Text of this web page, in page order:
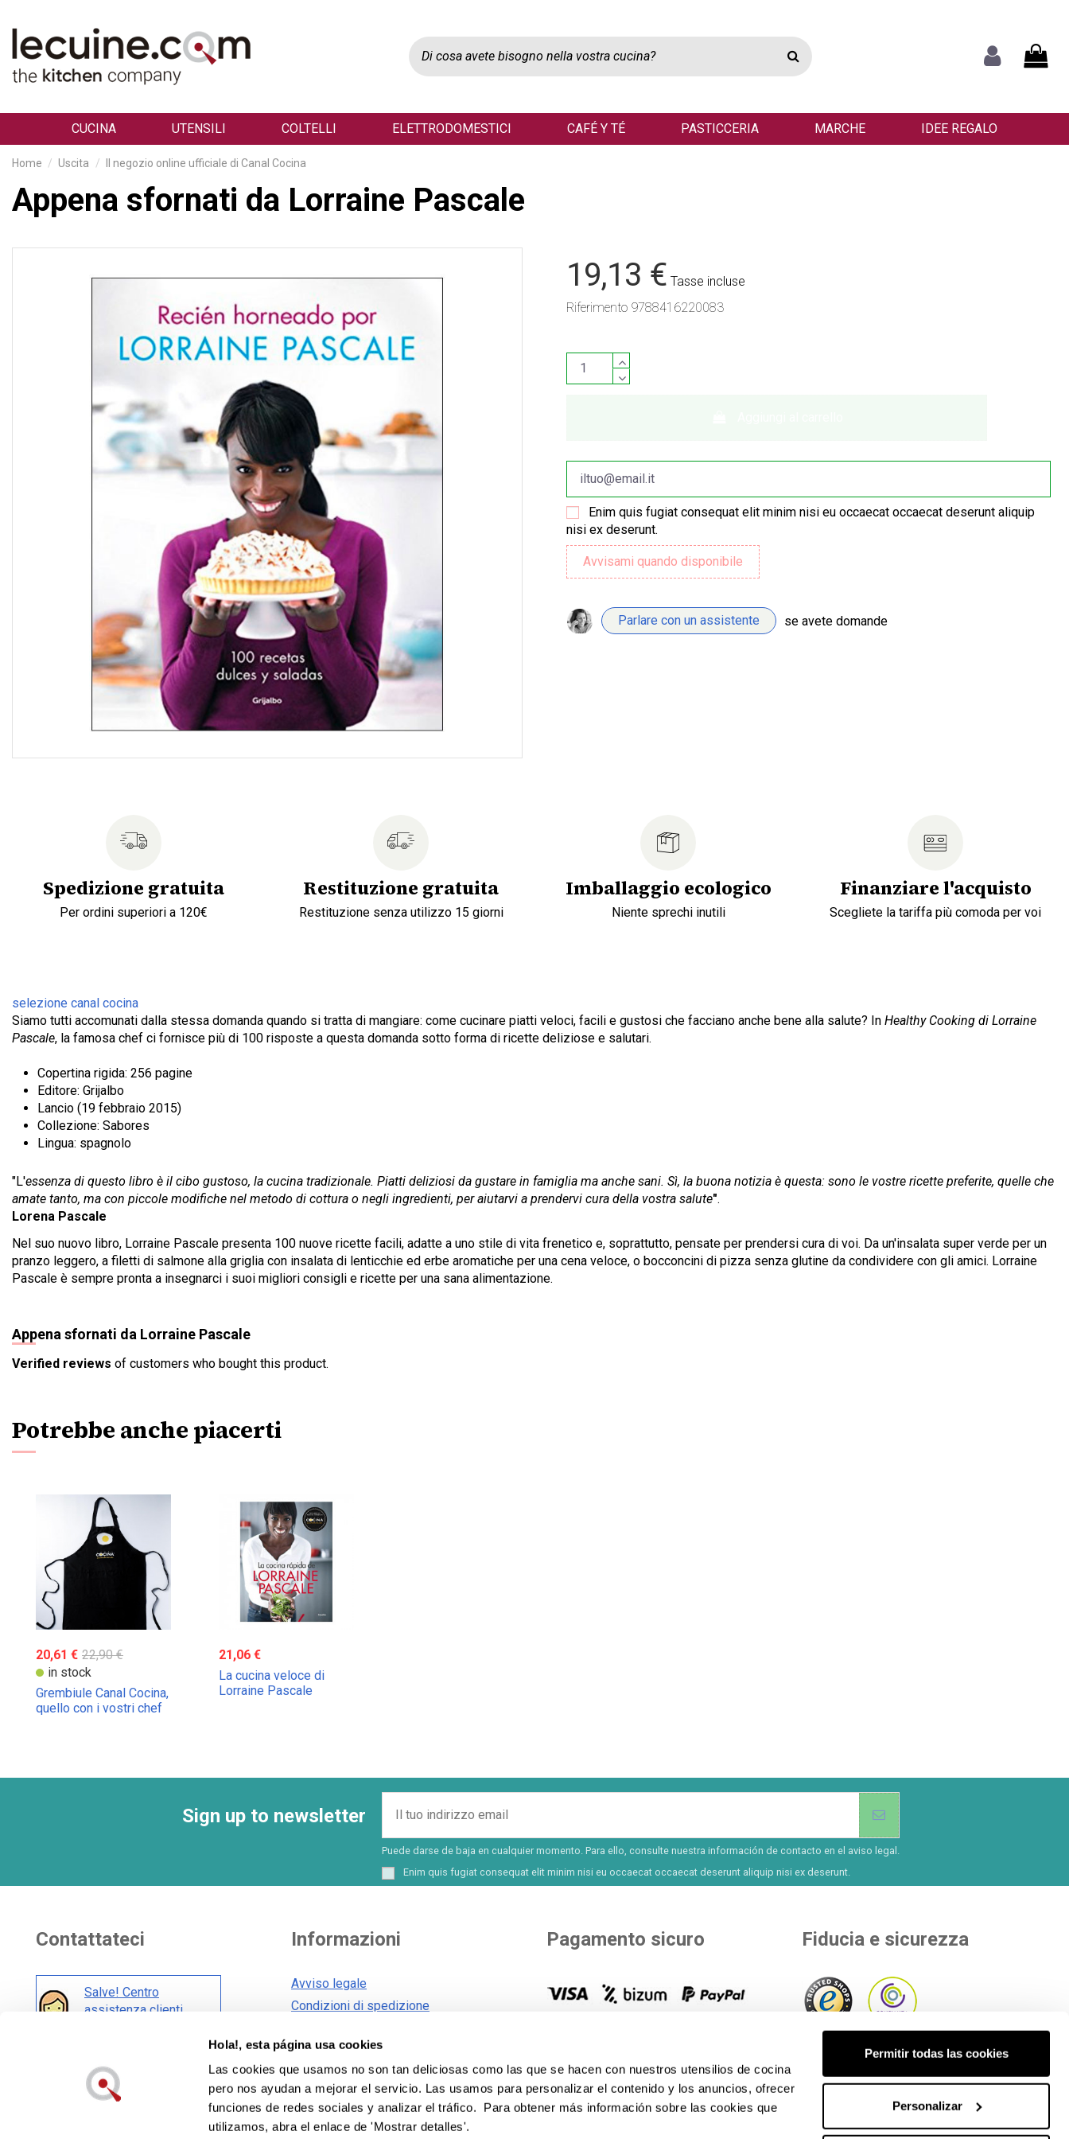
Hola!, esta página usa cookies
Las cookies que usamos no son tan deliciosas como las que se hacen con nuestros utensilios de cocina
pero nos ayudan a mejorar el servicio. Las usamos para personalizar el contenido y los anuncios, ofrecer
funciones de redes sociales y analizar el tráfico. Para obtener más información sobre las cookies que
utilizamos, abra el enlace de 'Mostrar detalles'.
Permitir todas las cookies
Personalizar
CUCINA UTENSILI COLTELLI ELETTRODOMESTICI CAFÉ Y TÉ PASTICCERIA MARCHE IDEE REGALO
Home Uscita Il negozio online ufficiale di Canal Cocina
Appena sfornati da Lorraine Pascale
19,13 € Tasse incluse
Riferimento 9788416220083
Enim quis fugiat consequat elit minim nisi eu occaecat occaecat deserunt aliquip
nisi ex deserunt.
Parlare con un assistente se avete domande
Spedizione gratuita
Per ordini superiori a 120€
Restituzione gratuita
Restituzione senza utilizzo 15 giorni
Imballaggio ecologico
Niente sprechi inutili
Finanziare l'acquisto
Scegliete la tariffa più comoda per voi
selezione canal cocina
Siamo tutti accomunati dalla stessa domanda quando si tratta di mangiare: come cucinare piatti veloci, facili e gustosi che facciano anche bene alla salute? In Healthy Cooking di Lorraine
Pascale, la famosa chef ci fornisce più di 100 risposte a questa domanda sotto forma di ricette deliziose e salutari.
Copertina rigida: 256 pagine
Editore: Grijalbo
Lancio (19 febbraio 2015)
Collezione: Sabores
Lingua: spagnolo
"L'essenza di questo libro è il cibo gustoso, la cucina tradizionale. Piatti deliziosi da gustare in famiglia ma anche sani. Sì, la buona notizia è questa: sono le vostre ricette preferite, quelle che
amate tanto, ma con piccole modifiche nel metodo di cottura o negli ingredienti, per aiutarvi a prendervi cura della vostra salute".
Lorena Pascale
Nel suo nuovo libro, Lorraine Pascale presenta 100 nuove ricette facili, adatte a uno stile di vita frenetico e, soprattutto, pensate per prendersi cura di voi. Da un'insalata super verde per un
pranzo leggero, a filetti di salmone alla griglia con insalata di lenticchie ed erbe aromatiche per una cena veloce, o bocconcini di pizza senza glutine da condividere con gli amici. Lorraine
Pascale è sempre pronta a insegnarci i suoi migliori consigli e ricette per una sana alimentazione.
Appena sfornati da Lorraine Pascale
Verified reviews of customers who bought this product.
Potrebbe anche piacerti
20,61 € 22,90 €
in stock
Grembiule Canal Cocina,
quello con i vostri chef
21,06 €
La cucina veloce di
Lorraine Pascale
Sign up to newsletter
Puede darse de baja en cualquier momento. Para ello, consulte nuestra información de contacto en el aviso legal.
Enim quis fugiat consequat elit minim nisi eu occaecat occaecat deserunt aliquip nisi ex deserunt.
Contattateci
Salve! Centro
assistenza clienti
Informazioni
Avviso legale
Condizioni di spedizione
Politica sui cookie
Informativa sulla privacy
Pagamento sicuro
vostro acquisto.Vedi tutti i metodi di
pagamento
Fiducia e sicurezza
All'interno di enti indipendenti che
valutano la nostra qualità.